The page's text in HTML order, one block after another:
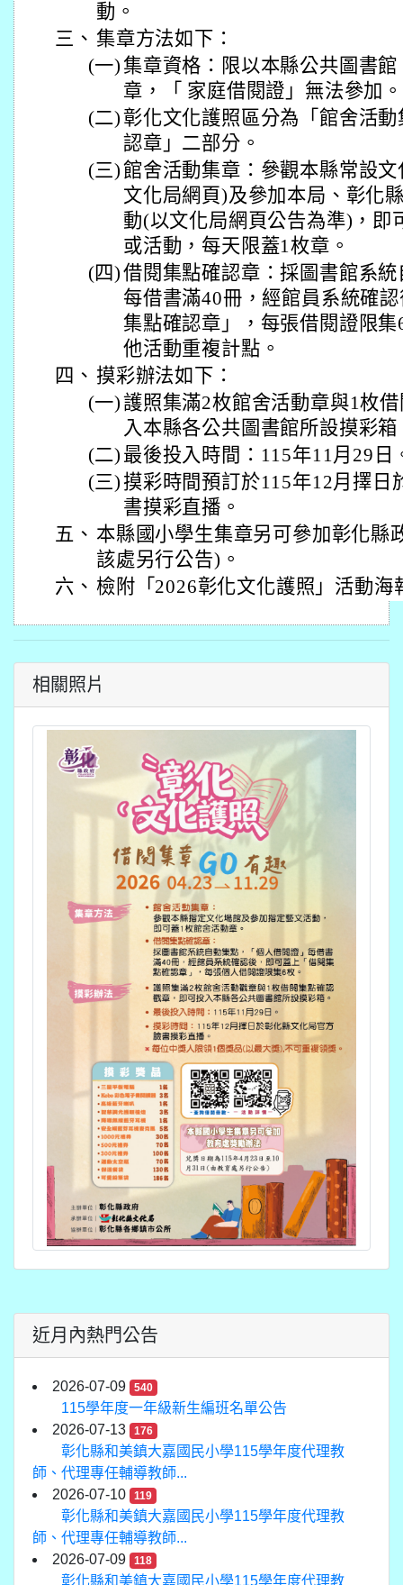
動。
三、 集章方法如下：
(一)集章資格：限以本縣公共圖書
章，「 家庭借閱證」無法參加。
(二)彰化文化護照區分為「館舍活
認章」二部分。
(三)館舍活動集章：參觀本縣常設
文化局網頁)及參加本局、彰化
動(以文化局網頁公告為準)，即
或活動，每天限蓋1枚章。
(四)借閱集點確認章：採圖書館系
每借書滿40冊，經館員系統確
集點確認章」，每張借閱證限
他活動重複計點。
四、 摸彩辦法如下：
(一)護照集滿2枚館舍活動章與1枚
入本縣各公共圖書館所設摸彩箱
(二) 最後投入時間：115年11月29日
(三) 摸彩時間預訂於115年12月擇日
書摸彩直播。
五、 本縣國小學生集章另可參加彰化縣
該處另行公告)。
六、 檢附「2026彰化文化護照」活動海
相關照片
近月內熱門公告
2026-07-09 540
115學年度一年級新生編班名單公告
2026-07-13
176
彰化縣和美鎮大嘉國民小學115學年度代理教
師、代理專任輔導教師...
2026-07-10
119
彰化縣和美鎮大嘉國民小學115學年度代理教
師、代理專任輔導教師...
2026-07-09
118
彰化縣和美鎮大嘉國民小學115學年度代理教